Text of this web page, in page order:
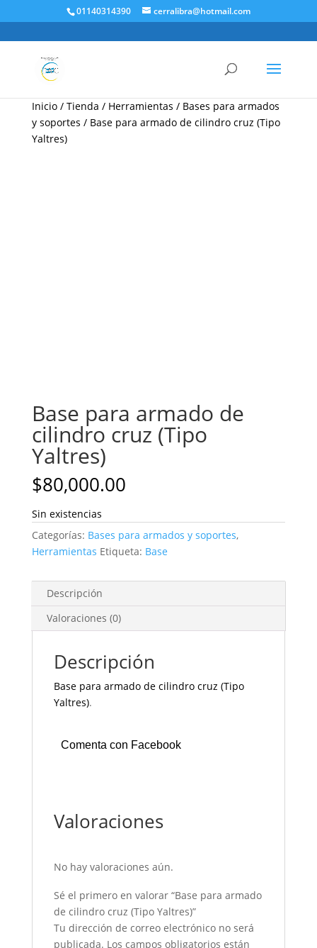
01140314390 cerralibra@hotmail.com
Inicio/ Tienda / Herramientas / Bases para armados
y soportes / Base para armado de cilindro cruz (Tipo
Yaltres)
Base para armado de
cilindro cruz (Tipo
Yaltres)
$80,000.00
Sin existencias
Categorías: Bases para armados y soportes,
Herramientas Etiqueta: Base
Descripción
Valoraciones (0)
Descripción
Base para armado de cilindro cruz (Tipo
Yaltres).
Comenta con Facebook
Valoraciones
No hay valoraciones aún.
Sé el primero en valorar “Base para armado
de cilindro cruz (Tipo Yaltres)”
Tu dirección de correo electrónico no será
publicada. Los campos obligatorios están